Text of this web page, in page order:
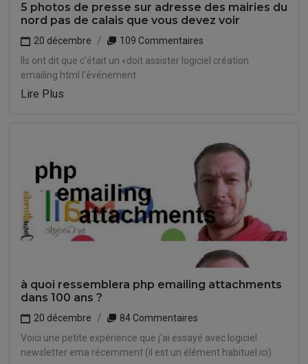
5 photos de presse sur adresse des mairies du
nord pas de calais que vous devez voir
20 décembre
109 Commentaires
Ils ont dit que c'était un «doit assister logiciel création
emailing html l'événement.
Lire Plus
à quoi ressemblera php emailing attachments
dans 100 ans ?
20 décembre
84 Commentaires
Voici une petite expérience que j'ai essayé avec logiciel
newsletter ema récemment (il est un élément habituel ici).